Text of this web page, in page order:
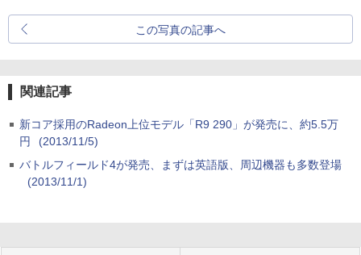
この写真の記事へ
関連記事
新コア採用のRadeon上位モデル「R9 290」が発売に、約5.5万
円
(2013/11/5)
バトルフィールド4が発売、まずは英語版、周辺機器も多数登場
(2013/11/1)